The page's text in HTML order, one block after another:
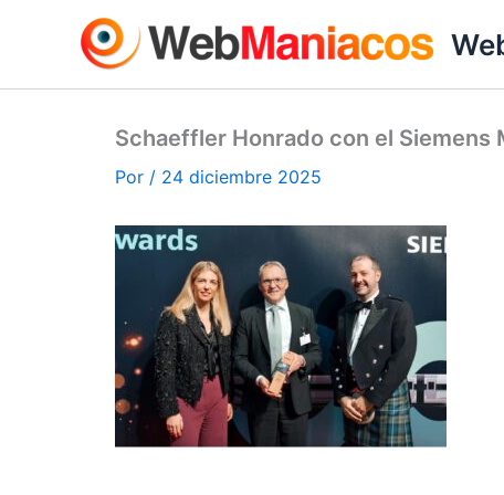
Schaeffler Honrado con el
Por / 24 diciembre 2025